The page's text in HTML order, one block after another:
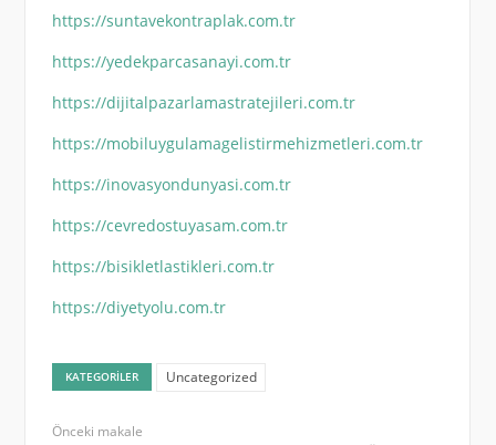
https://suntavekontraplak.com.tr
https://yedekparcasanayi.com.tr
https://dijitalpazarlamastratejileri.com.tr
https://mobiluygulamagelistirmehizmetleri.com.tr
https://inovasyondunyasi.com.tr
https://cevredostuyasam.com.tr
https://bisikletlastikleri.com.tr
https://diyetyolu.com.tr
KATEGORILER Uncategorized
Önceki makale